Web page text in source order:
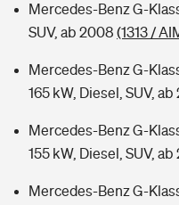
Mercedes-Benz G-
SUV, ab 2008 (1313 /
Mercedes-Benz G-
165 kW, Diesel, SUV,
Mercedes-Benz G-
155 kW, Diesel, SUV,
Mercedes-Benz G-